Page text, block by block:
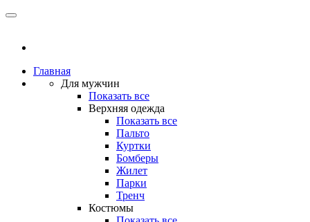
Главная
Для мужчин
Показать все
Верхняя одежда
Показать все
Пальто
Куртки
Бомберы
Жилет
Парки
Тренч
Костюмы